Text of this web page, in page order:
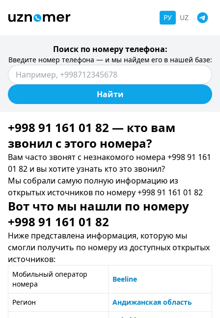
РУ UZ
Поиск по номеру телефона:
Введите номер телефона — и мы найдем его в нашей базе:
Найти
+998 91 161 01 82 — кто вам
звонил c этого номера?
Вам часто звонят с незнакомого номера +998 91 161
01 82 и вы хотите узнать кто это звонил?
Мы собрали самую полную информацию из
открытых источников по номеру +998 91 161 01 82
Вот что мы нашли по номеру
+998 91 161 01 82
Ниже представлена информация, которую мы
смогли получить по номеру из доступных открытых
источников:
Мобильный оператор
номера
Beeline
Регион
Андижанская область